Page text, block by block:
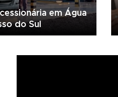
em Água
do Sul